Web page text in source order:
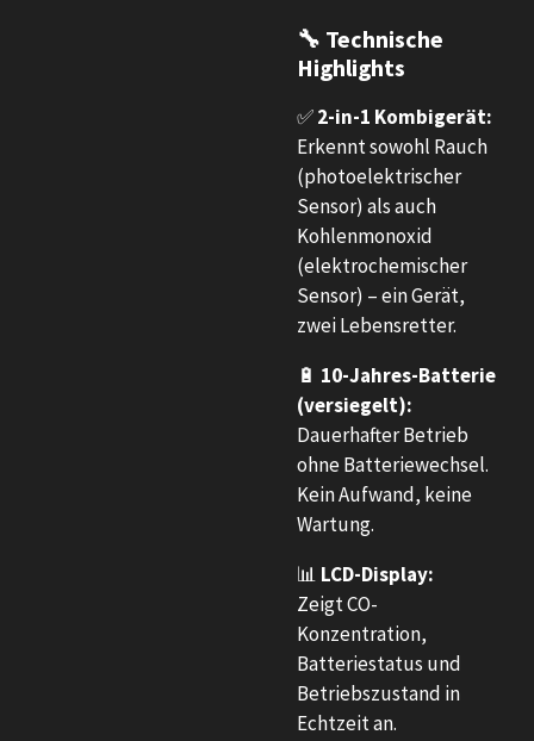
🔧 Technische
Highlights
✅2-in-1 Kombigerät:
Erkennt sowohl Rauch
(photoelektrischer
Sensor) als auch
Kohlenmonoxid
(elektrochemischer
Sensor) – ein Gerät,
zwei Lebensretter.
🔋 10-Jahres-Batterie
(versiegelt):
Dauerhafter Betrieb
ohne Batteriewechsel.
Kein Aufwand, keine
Wartung.
📊 LCD-Display:
Zeigt CO-
Konzentration,
Batteriestatus und
Betriebszustand in
Echtzeit an.